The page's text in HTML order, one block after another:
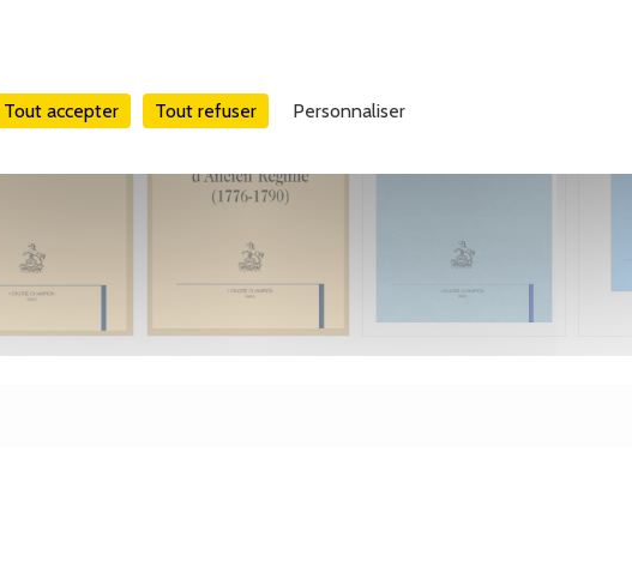
Tout accepter Tout refuser Personnaliser